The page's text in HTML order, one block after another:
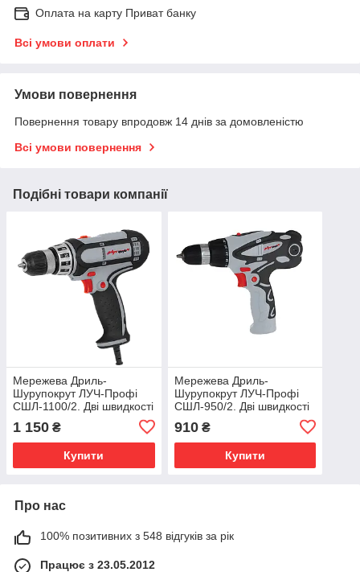
Оплата на карту Приват банку
Всі умови оплати
Умови повернення
Повернення товару впродовж 14 днів за домовленістю
Всі умови повернення
Подібні товари компанії
Мережева Дриль-
Шурупокрут ЛУЧ-Профі
СШЛ-1100/2. Дві швидкості
1 150 ₴
Купити
Мережева Дриль-
Шурупокрут ЛУЧ-Профі
СШЛ-950/2. Дві швидкості
910₴
Купити
Про нас
100% позитивних з 548 відгуків за рік
Працює з 23.05.2012